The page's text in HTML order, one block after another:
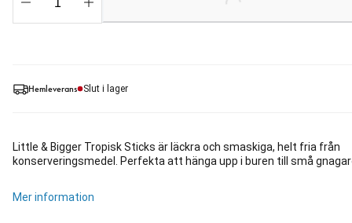
Hemleverans Slut i lager
Little & Bigger Tropisk Sticks är läckra och smaskiga, helt fria från
konserveringsmedel. Perfekta att hänga upp i buren till små
Mer information
Loading...